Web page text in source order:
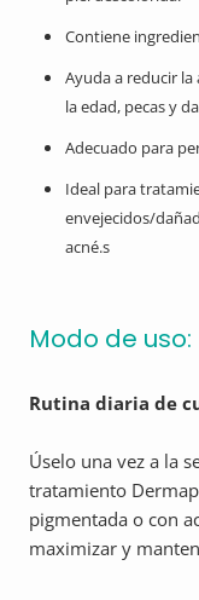
Contiene
Ayuda a reducir la
la edad, pecas y
Adecuado para
Ideal para
envejecidos/
acné.s
Modo de uso:
Rutina diaria de
Úselo una vez a la
tratamiento
pigmentada o con
maximizar y